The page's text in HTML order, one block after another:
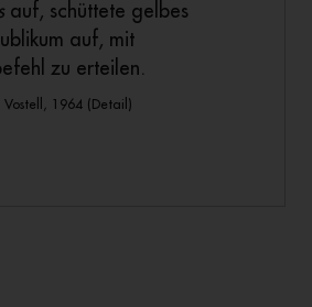
auf, schüttete gelbes
auf, mit
zu erteilen.
1964 (Detail)